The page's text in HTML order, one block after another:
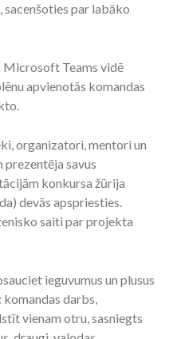
sacenšoties par labāko
Teams vidē
apvienotās komandas
organizatori, mentori un
savus
konkursa žūrija
devās apspriesties.
saiti par projekta
ieguvumus un plusus
darbs,
vienam otru, sasniegts